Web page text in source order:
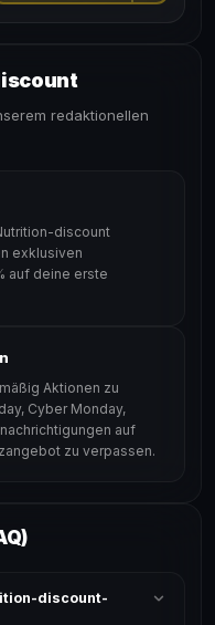
redaktionellen
discount
exklusiven
auf deine erste
Aktionen zu
Cyber Monday,
auf
zu verpassen.
discount-